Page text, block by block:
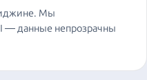
Мы
— данные непрозрачны